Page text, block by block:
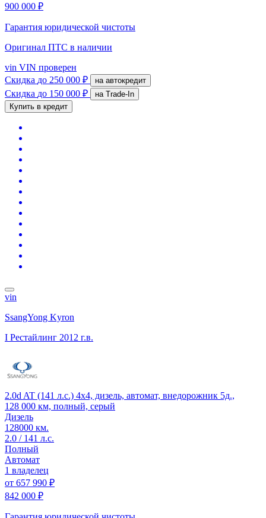
900 000 ₽
Гарантия юридической чистоты
Оригинал ПТС в наличии
vin VIN проверен
Скидка до 250 000 ₽ на автокредит
Скидка до 150 000 ₽
на Trade-In
Купить в кредит
vin
SsangYong Kyron
I Рестайлинг 2012 г.в.
2.0d AT (141 л.с.) 4x4, дизель, автомат, внедорожник 5д.,
128 000 км, полный, серый
Дизель
128000 км.
2.0 / 141 л.с.
Полный
Автомат
1 владелец
от 657 990 ₽
842 000 ₽